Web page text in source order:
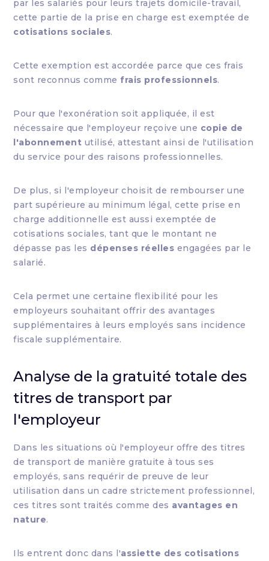
par les salariés pour leurs trajets domicile-travail,
cette partie de la prise en charge est exemptée de
cotisations sociales.
Cette exemption est accordée parce que ces frais
sont reconnus comme frais professionnels.
Pour que l'exonération soit appliquée, il est
nécessaire que l'employeur reçoive une copie de
l'abonnement utilisé, attestant ainsi de l'utilisation
du service pour des raisons professionnelles.
De plus, si l'employeur choisit de rembourser une
part supérieure au minimum légal, cette prise en
charge additionnelle est aussi exemptée de
cotisations sociales, tant que le montant ne
dépasse pas les dépenses réelles engagées par le
salarié.
Cela permet une certaine flexibilité pour les
employeurs souhaitant offrir des avantages
supplémentaires à leurs employés sans incidence
fiscale supplémentaire.
Analyse de la gratuité totale des
titres de transport par
l'employeur
Dans les situations où l'employeur offre des titres
de transport de manière gratuite à tous ses
employés, sans requérir de preuve de leur
utilisation dans un cadre strictement professionnel,
ces titres sont traités comme des avantages en
nature.
Ils entrent donc dans l'assiette des cotisations